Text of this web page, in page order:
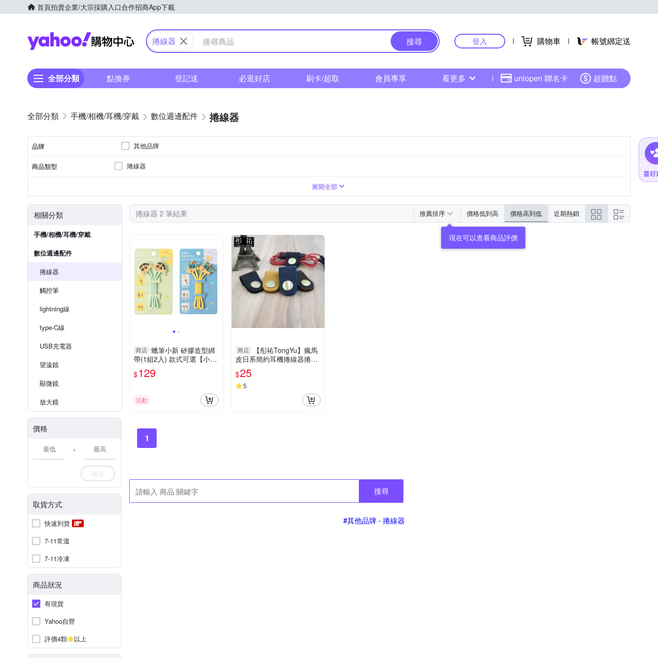
首頁拍賣企業/大宗採購入口合作招商App下載
Yahoo購物中心
捲線器 搜尋 登入 購物車 帳號綁定送
全部分類 點換券 登記送 必逛好店 刷卡/超取 會員專享 看更多 uniopen 聯名卡 超贈點
手機/相機/耳機/穿戴 數位週邊配件 捲線器
品牌 其他品牌
商品類型 捲線器
展開全部
相關分類
手機/相機/耳機/穿戴
數位週邊配件
捲線器
觸控筆
lightning線
type-C線
USB充電器
望遠鏡
顯微鏡
放大鏡
價格
-
確定
取貨方式
快速到貨
7-11常溫
7-11冷凍
商品狀況
有現貨
Yahoo自營
評價4顆
以上
捲線器 2 筆結果 推薦排序 價格低到高 價格高到低 近期熱銷
現在可以查看商品評價
商店 蠟筆小新 矽膠造型綁
帶(1組2入) 款式可選【小三
美日】
$129
活動
商店
【彤祐TongYu】瘋馬
皮日系簡約耳機捲線器捲線
帶捲線收納帶
$25
5
1
搜尋
#其他品牌 - 捲線器